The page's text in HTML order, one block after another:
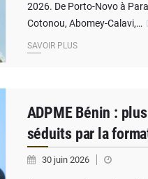
2026. De Porto-Novo à
Cotonou, Abomey-Calavi,…
SAVOIR PLUS
ADPME Bénin :
séduits par la
30 juin 2026